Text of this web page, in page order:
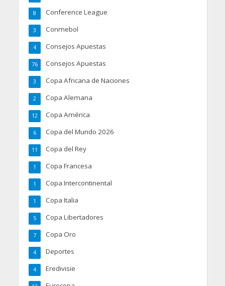
Conference League
8
Conmebol
3
Consejos Apuestas
4
Consejos Apuestas
76
Copa Africana de Naciones
3
Copa Alemana
2
Copa América
12
Copa del Mundo 2026
6
Copa del Rey
11
Copa Francesa
1
Copa Intercontinental
1
Copa Italia
1
Copa Libertadores
5
Copa Oro
7
Deportes
4
Eredivisie
4